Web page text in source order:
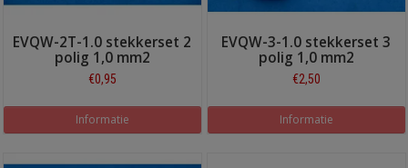
EVQW-2T-1.0 stekkerset 2
polig 1,0 mm2
€0,95
Informatie
EVQW-3-1.0 stekkerset 3
polig 1,0 mm2
€2,50
Informatie